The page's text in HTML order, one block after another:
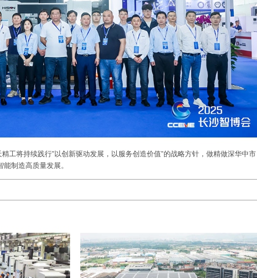
工将持续践行”以创新驱动发展，以服务创造价值”的战略方针，做精做深华中市
制造高质量发展。